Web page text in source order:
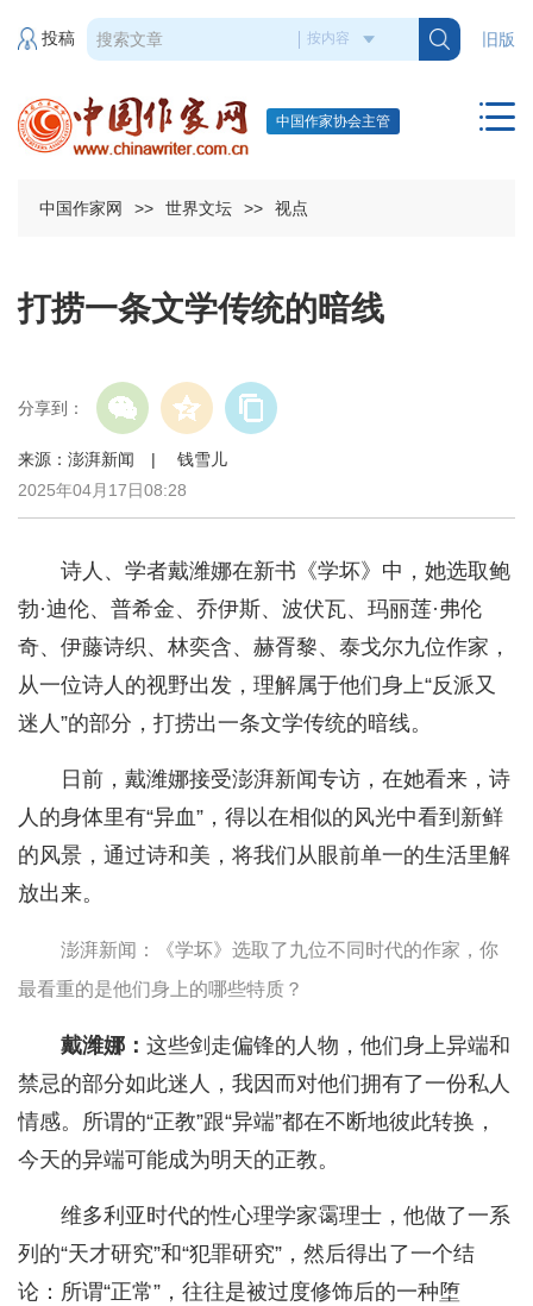
旧版
投稿
中国作家协会主管
中国作家网 >> 世界文坛 >> 视点
打捞一条文学传统的暗线
分享到：
来源：澎湃新闻 | 钱雪儿
2025年04月17日08:28
诗人、学者戴潍娜在新书《学坏》中，她选取鲍
勃·迪伦、普希金、乔伊斯、波伏瓦、玛丽莲·弗伦
奇、伊藤诗织、林奕含、赫胥黎、泰戈尔九位作家，
从一位诗人的视野出发，理解属于他们身上“反派又
迷人”的部分，打捞出一条文学传统的暗线。
日前，戴潍娜接受澎湃新闻专访，在她看来，诗
人的身体里有“异血”，得以在相似的风光中看到新鲜
的风景，通过诗和美，将我们从眼前单一的生活里解
放出来。
澎湃新闻：《学坏》选取了九位不同时代的作家，你
最看重的是他们身上的哪些特质？
戴潍娜： 这些剑走偏锋的人物，他们身上异端和
禁忌的部分如此迷人，我因而对他们拥有了一份私人
情感。所谓的“正教”跟“异端”都在不断地彼此转换，
今天的异端可能成为明天的正教。
维多利亚时代的性心理学家霭理士，他做了一系
列的“天才研究”和“犯罪研究”，然后得出了一个结
论：所谓“正常”，往往是被过度修饰后的一种堕